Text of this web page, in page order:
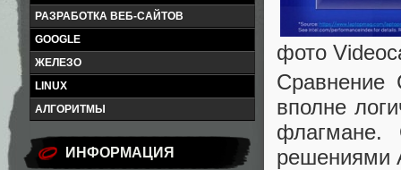
РАЗРАБОТКА ВЕБ-САЙТОВ
GOOGLE
ЖЕЛЕЗО
LINUX
АЛГОРИТМЫ
ИНФОРМАЦИЯ
фото
Сравнение
вполне
флагмане.
решениями